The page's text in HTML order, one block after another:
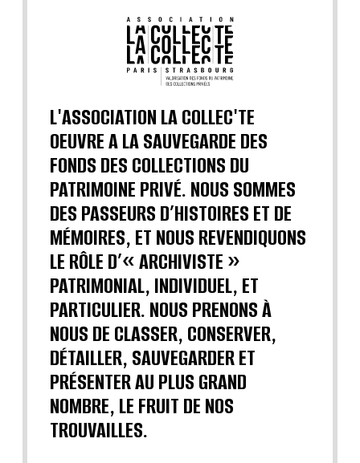
L'ASSOCIATION LA COLLEC'TE
OEUVRE A LA SAUVEGARDE DES
FONDS DES COLLECTIONS DU
PATRIMOINE PRIVÉ. NOUS SOMMES
DES PASSEURS D’HISTOIRES ET DE
MÉMOIRES, ET NOUS REVENDIQUONS
LE RÔLE D’« ARCHIVISTE »
PATRIMONIAL, INDIVIDUEL, ET
PARTICULIER. NOUS PRENONS À
NOUS DE CLASSER, CONSERVER,
DÉTAILLER, SAUVEGARDER ET
PRÉSENTER AU PLUS GRAND
NOMBRE, LE FRUIT DE NOS
TROUVAILLES.